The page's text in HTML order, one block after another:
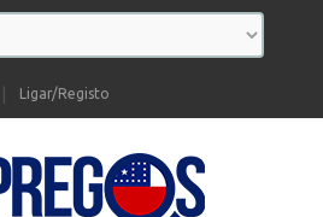
Ligar/Registo